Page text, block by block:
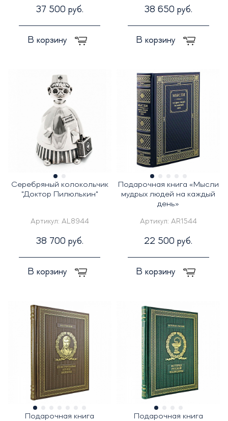
37 500 руб.
В корзину
38 650 руб.
В корзину
Серебряный колокольчик
"Доктор Пилюлькин"
Артикул: AL8944
38 700 руб.
В корзину
Подарочная книга «Мысли
мудрых людей на каждый
день»
Артикул: AR1544
22 500 руб.
В корзину
Подарочная книга
Подарочная книга